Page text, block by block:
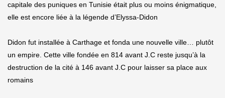
capitale des puniques en Tunisie était plus ou moins énigmatique,
elle est encore liée à la légende d’Elyssa-Didon
Didon fut installée à Carthage et fonda une nouvelle ville… plutôt
un empire. Cette ville fondée en 814 avant J.C reste jusqu’à la
destruction de la cité à 146 avant J.C pour laisser sa place aux
romains